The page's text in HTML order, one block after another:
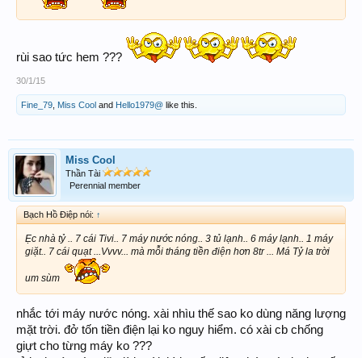
rùi sao tức hem ???
30/1/15
Fine_79 Miss Cool and Hello1979@ like this.
Miss Cool
Thần Tài
Perennial member
Bạch Hồ Điệp nói: ↑
Ẹc nhà tỷ .. 7 cái Tivi.. 7 máy nước nóng.. 3 tủ lạnh.. 6 máy lạnh.. 1 máy
giặt.. 7 cái quạt ...Vvvv... mà mỗi tháng tiền điện hơn 8tr ... Má Tỷ la trời
um sùm
nhắc tới máy nước nóng. xài nhìu thế sao ko dùng năng lượng
mặt trời. đở tốn tiền điện lại ko nguy hiểm. có xài cb chống
giựt cho từng máy ko ???